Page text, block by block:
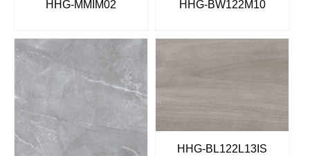
HHG-MMIM02 HHG-BW122M10
HHG-BL122L13IS